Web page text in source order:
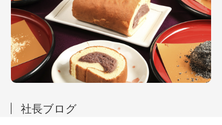
社長ブログ